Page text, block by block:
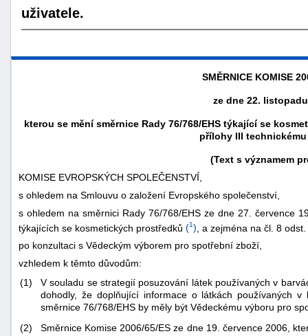
uživatele.
SMĚRNICE KOMISE
ze dne 22.
kterou se mění směrnice Rady 76/768/EHS týkající se
přílohy III
(Text s významem
KOMISE EVROPSKÝCH SPOLEČENSTVÍ,
s ohledem na Smlouvu o založení Evropského společenství,
s ohledem na směrnici Rady 76/768/EHS ze dne 27. července
týkajících se kosmetických prostředků (1) , a zejména na čl. 8
po konzultaci s Vědeckým výborem pro spotřební zboží,
vzhledem k těmto důvodům:
(1)
V souladu se strategií posuzování látek používaných v
dohodly, že doplňující informace o látkách používaných
směrnice 76/768/EHS by měly být Vědeckému výboru pro
(2)
Směrnice Komise 2006/65/ES ze dne 19. července 2006,
škody